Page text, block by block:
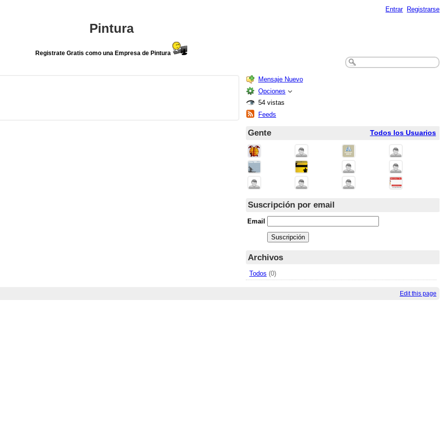
Entrar Registrarse
Pintura
Registrate Gratis como una Empresa de Pintura
Mensaje Nuevo
Opciones
54 vistas
Feeds
Todos los Usuarios
Gente
Suscripción por email
Email
Archivos
Todos (0)
Edit this page